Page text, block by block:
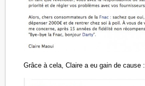
Grâce à cela, Claire a eu gain de cause :